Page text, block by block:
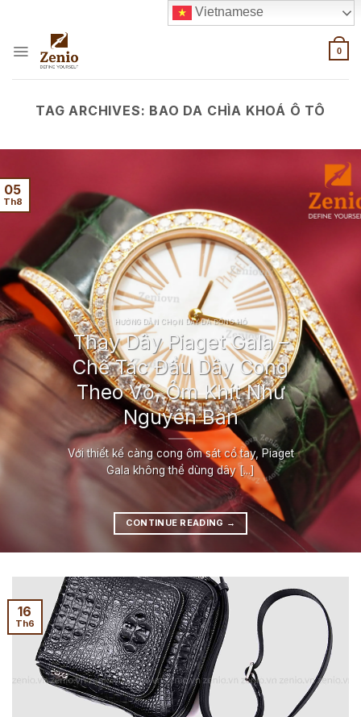
content
0
TAG ARCHIVES: BAO DA CHÌA KHOÁ Ô TÔ
HƯỚNG DẪN CHỌN DÂY DA ĐỒNG HỒ
Thay Dây Piaget Gala –
Chế Tác Đầu Dây Cong
Theo Vỏ, Ôm Khít Như
Nguyên Bản
Với thiết kế càng cong ôm sát cổ tay, Piaget
Gala không thể dùng dây [...]
CONTINUE READING →
05
Th8
16
Th6
Vietnamese